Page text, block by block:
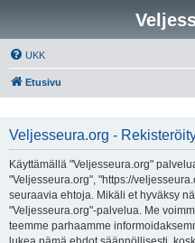
UKK
Etusivu
Veljesseura.org -
Käyttämällä "Veljesseura.org"
"Veljesseura.org", "https://
seuraavia ehtoja. Mikäli et hyväksy
"Veljesseura.org"-palvelua. Me
teemme parhaamme